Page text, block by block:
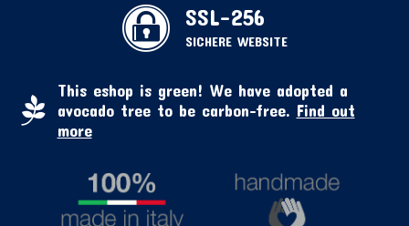
SSL-256
SICHERE WEBSITE
This eshop is green! We have adopted a
avocado tree to be carbon-free. Find out
more